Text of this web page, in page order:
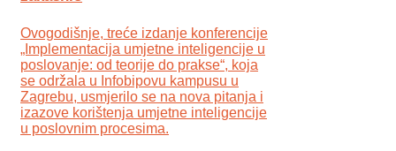
Ovogodišnje, treće izdanje konferencije
„Implementacija umjetne inteligencije u
poslovanje: od teorije do prakse“, koja
se održala u Infobipovu kampusu u
Zagrebu, usmjerilo se na nova pitanja i
izazove korištenja umjetne inteligencije
u poslovnim procesima.